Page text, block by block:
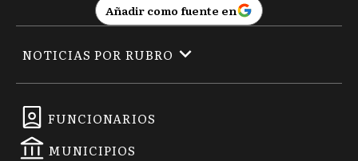
Añadir como fuente en
FUNCIONARIOS
MUNICIPIOS
NOTICIAS POR RUBRO